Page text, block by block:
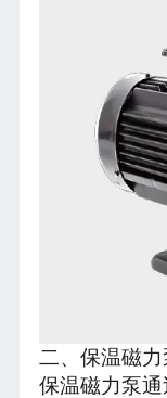
二、保温磁
保温磁力泵